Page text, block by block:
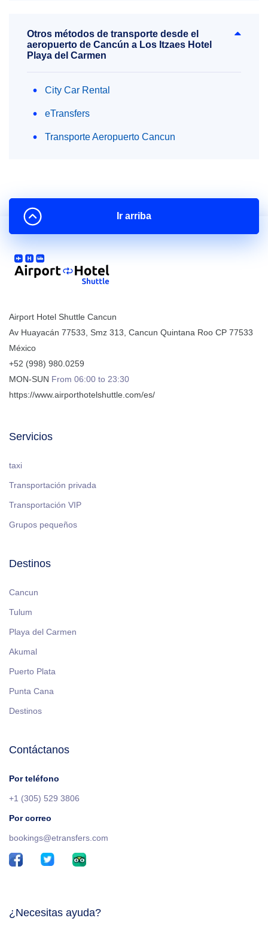
Otros métodos de transporte desde el
aeropuerto de Cancún a Los Itzaes Hotel
Playa del Carmen
City Car Rental
eTransfers
Transporte Aeropuerto Cancun
Airport Hotel Shuttle Cancun
Av Huayacán 77533, Smz 313 Cancun Quintana Roo CP 77533
México
+52 (998) 980.0259
MON-SUN From 06:00 to 23:30
https://www.airporthotelshuttle.com/es/
Servicios
taxi
Transportación privada
Transportación VIP
Grupos pequeños
Destinos
Cancun
Tulum
Playa del Carmen
Akumal
Puerto Plata
Punta Cana
Destinos
Contáctanos
Por teléfono
+1 (305) 529 3806
Por correo
bookings@etransfers.com
¿Necesitas ayuda?
Ir arriba